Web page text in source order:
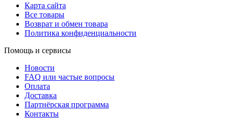
Карта сайта
Все товары
Возврат и обмен товара
Политика конфиденциальности
Помощь и сервисы
Новости
FAQ или частые вопросы
Оплата
Доставка
Партнёрская программа
Контакты